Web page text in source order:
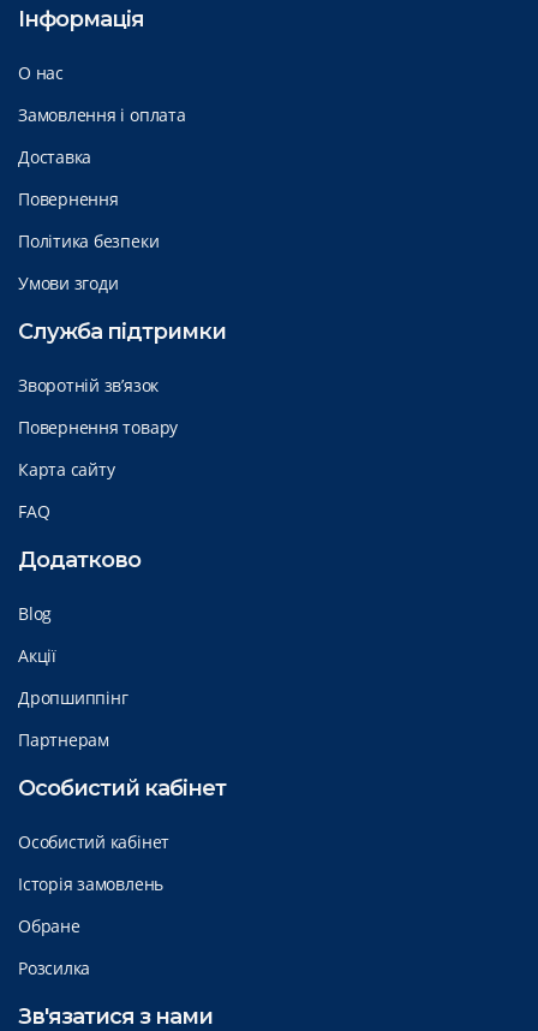
Інформація
О нас
Замовлення і оплата
Доставка
Повернення
Політика безпеки
Умови згоди
Служба підтримки
Зворотній зв’язок
Повернення товару
Карта сайту
FAQ
Додатково
Blog
Акції
Дропшиппінг
Партнерам
Особистий кабінет
Особистий кабінет
Історія замовлень
Обране
Розсилка
Зв'язатися з нами